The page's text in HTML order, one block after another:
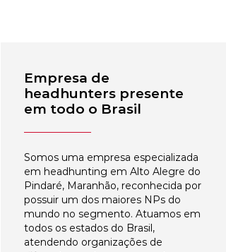
Empresa de
headhunters presente
em todo o Brasil
Somos uma empresa especializada
em headhunting em Alto Alegre do
Pindaré, Maranhão, reconhecida por
possuir um dos maiores NPs do
mundo no segmento. Atuamos em
todos os estados do Brasil,
atendendo organizações de